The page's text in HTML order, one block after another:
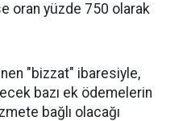
oran yüzde 750 olarak
"bizzat" ibaresiyle,
bazı ek ödemelerin
bağlı olacağı